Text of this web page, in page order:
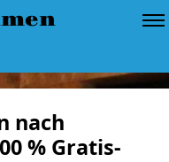
nach
% Gratis-